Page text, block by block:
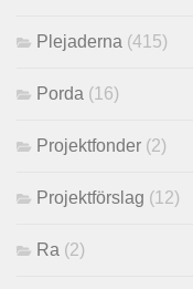
Plejaderna (415)
Porda (16)
Projektfonder (2)
Projektförslag (12)
Ra (2)